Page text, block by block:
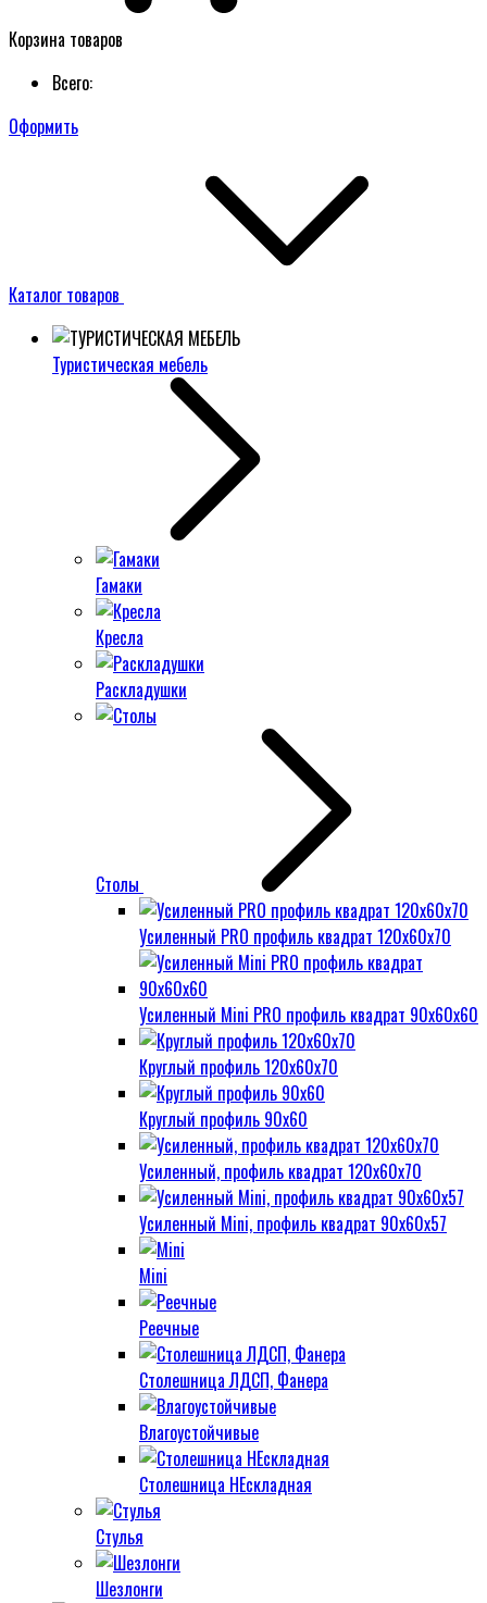
Корзина товаров
Всего:
Оформить
Каталог товаров
Туристическая мебель
Гамаки
Кресла
Раскладушки
Столы
Усиленный PRO профиль квадрат 120х60х70
Усиленный Mini PRO профиль квадрат 90х60х60
Круглый профиль 120х60х70
Круглый профиль 90х60
Усиленный, профиль квадрат 120х60х70
Усиленный Mini, профиль квадрат 90х60х57
Mini
Реечные
Столешница ЛДСП, Фанера
Влагоустойчивые
Столешница НЕскладная
Стулья
Шезлонги